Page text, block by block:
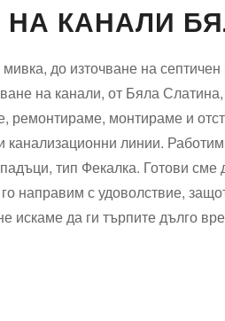
КАНАЛИ
до източване на
на канали, от Бяла
ремонтираме, монтираме и
линии.
тип Фекалка. Готови
направим с удоволствие,
искаме да ги търпите дълго